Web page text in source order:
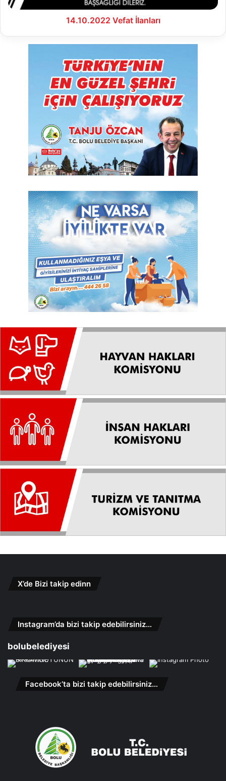
14.10.2022 Vefat İlanları
X’de Bizi takip edinn
Instagram’da bizi takip edebilirsiniz…
bolubelediyesi
Facebook’ta bizi takip edebilirsiniz…